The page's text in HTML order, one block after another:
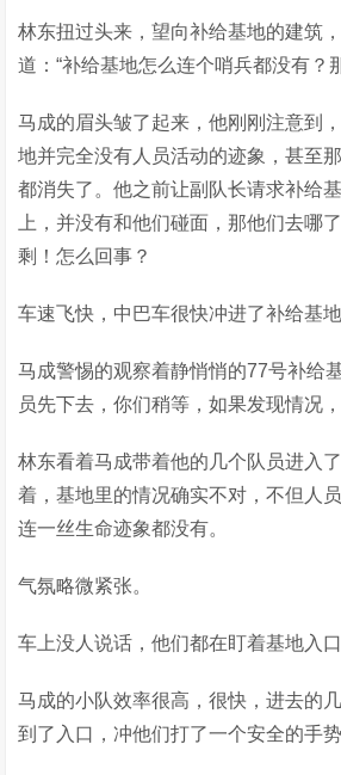
林东扭过头来，望向补给基地的建筑
道：“补给基地怎么连个哨兵都没有？
马成的眉头皱了起来，他刚刚注意到
地并完全没有人员活动的迹象，甚至
都消失了。他之前让副队长请求补给
上，并没有和他们碰面，那他们去哪
剩！怎么回事？
车速飞快，中巴车很快冲进了补给基地
马成警惕的观察着静悄悄的77号补给
员先下去，你们稍等，如果发现情况
林东看着马成带着他的几个队员进入
着，基地里的情况确实不对，不但人
连一丝生命迹象都没有。
气氛略微紧张。
车上没人说话，他们都在盯着基地入口
马成的小队效率很高，很快，进去的
到了入口，冲他们打了一个安全的手势